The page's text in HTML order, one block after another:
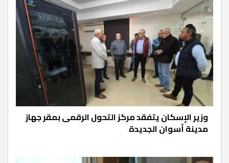
وزير الإسكان يتفقد مركز التحول الرقمى بمقر جهاز
مدينة أسوان الجديدة